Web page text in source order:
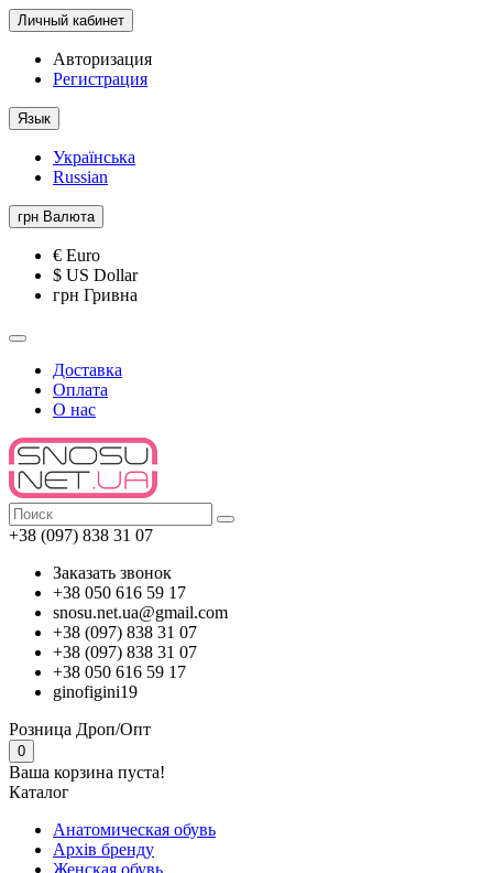
Личный кабинет
Авторизация
Регистрация
Язык
Українська
Russian
грн Валюта
€ Euro
$ US Dollar
грн Гривна
Доставка
Оплата
О нас
+38 (097) 838 31 07
Заказать звонок
+38 050 616 59 17
snosu.net.ua@gmail.com
+38 (097) 838 31 07
+38 (097) 838 31 07
+38 050 616 59 17
ginofigini19
Розница Дроп/Опт
0
Ваша корзина пуста!
Каталог
Анатомическая обувь
Архів бренду
Женская обувь